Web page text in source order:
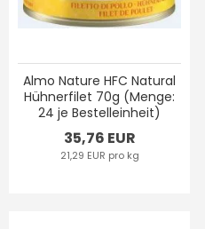
Almo Nature HFC Natural
Hühnerfilet 70g (Menge:
24 je Bestelleinheit)
35,76 EUR
21,29 EUR pro kg